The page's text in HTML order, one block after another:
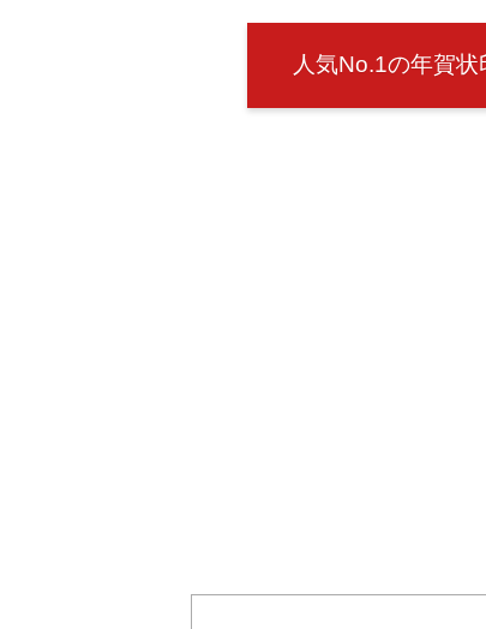
人気No.1の年賀状